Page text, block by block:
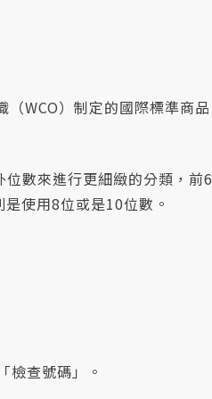
WCO）制定的國際標準商品
數來進行更細緻的分類，前6
使用8位或是10位數。
檢查號碼」。